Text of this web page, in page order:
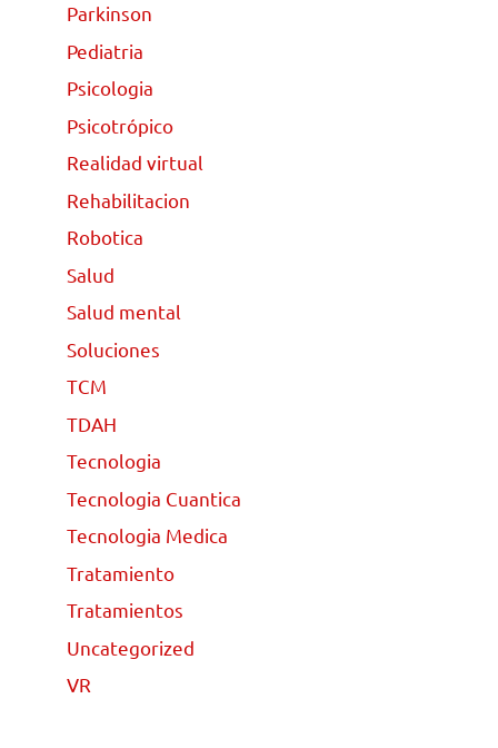
Parkinson
Pediatria
Psicologia
Psicotrópico
Realidad virtual
Rehabilitacion
Robotica
Salud
Salud mental
Soluciones
TCM
TDAH
Tecnologia
Tecnologia Cuantica
Tecnologia Medica
Tratamiento
Tratamientos
Uncategorized
VR